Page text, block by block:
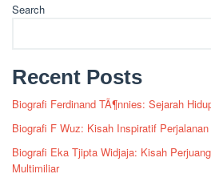
Search
Recent Posts
Biografi Ferdinand TÃ¶nnies: Sejarah
Biografi F Wuz: Kisah Inspiratif
Biografi Eka Tjipta Widjaja: Kisah
Multimiliar